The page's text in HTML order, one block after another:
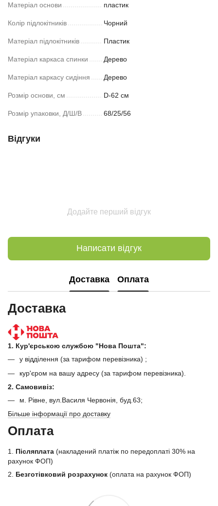
Матеріал основи пластик
Колір підлокітників Чорний
Матеріал підлокітників Пластик
Матеріал каркаса спинки Дерево
Матеріал каркасу сидіння Дерево
Розмір основи, см D-62 см
Розмір упаковки, Д/Ш/В 68/25/56
Відгуки
Додайте перший відгук
Написати відгук
Доставка Оплата
Доставка
1. Кур'єрською службою "Нова Пошта":
у відділення (за тарифом перевізника) ;
кур'єром на вашу адресу (за тарифом перевізника).
2. Самовивіз:
м. Рівне, вул.Василя Червонія, буд.63;
Більше інформації про доставку
Оплата
1. Післяплата (накладений платіж по передоплаті 30% на
рахунок ФОП)
2. Безготівковий розрахунок (оплата на рахунок ФОП)